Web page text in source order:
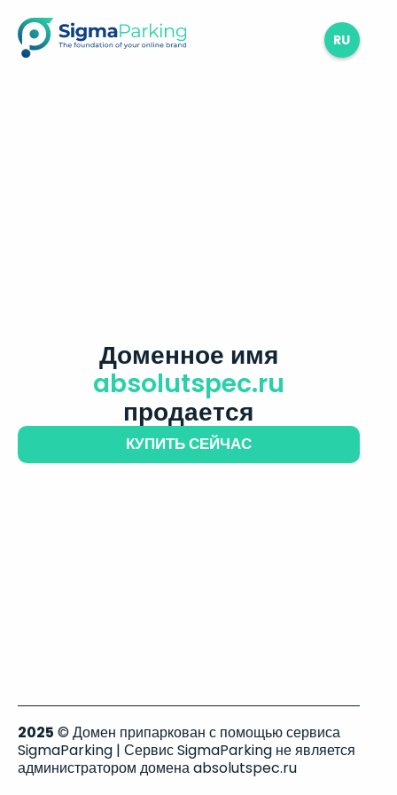
RU
Доменное имя
absolutspec.ru
продается
КУПИТЬ СЕЙЧАС
2025 © Домен припаркован с помощью сервиса
SigmaParking | Сервис SigmaParking не является
администратором домена absolutspec.ru